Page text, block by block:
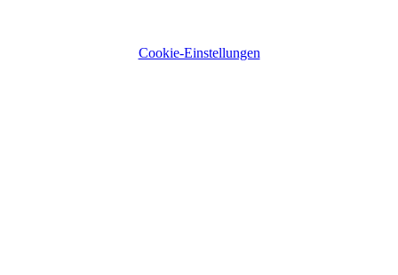
Cookie-Einstellungen